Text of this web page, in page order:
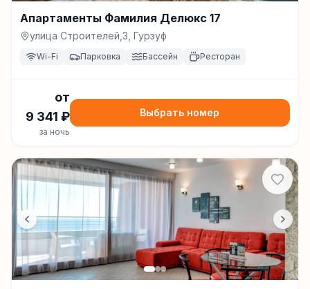
Апартаменты Фамилия Делюкс 17
улица Строителей,3, Гурзуф
Wi-Fi Парковка Бассейн Ресторан
от
9 341 ₽
за ночь
Выбрать номер